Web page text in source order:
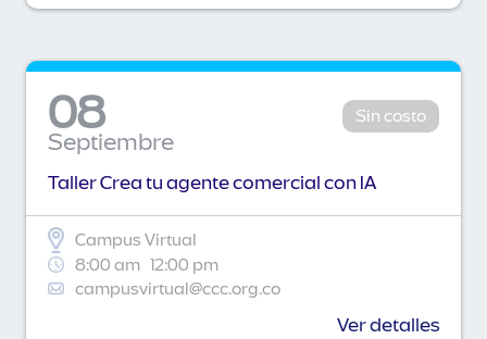
08
Septiembre
Sin costo
Taller Crea tu agente comercial con IA
Campus Virtual
8:00 am 12:00 pm
campusvirtual@ccc.org.co
Ver detalles